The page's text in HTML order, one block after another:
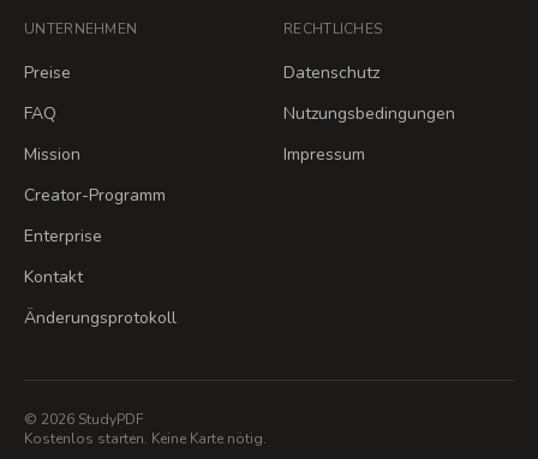
UNTERNEHMEN
Preise
FAQ
Mission
Creator-Programm
Enterprise
Kontakt
Änderungsprotokoll
RECHTLICHES
Datenschutz
Nutzungsbedingungen
Impressum
© 2026 StudyPDF
Kostenlos starten. Keine Karte nötig.